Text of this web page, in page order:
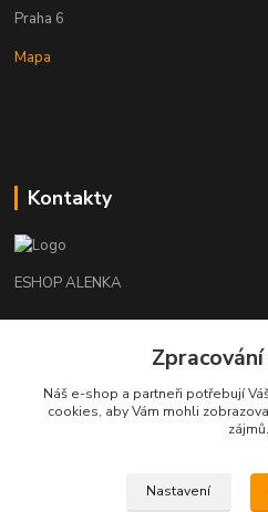
Praha 6
Mapa
Kontakty
ESHOP ALENKA
+420602541312
orechovka@inmes.cz
Náš e-shop a partneři potřebují
cookies, aby Vám mohli
zájmů.
Nastavení